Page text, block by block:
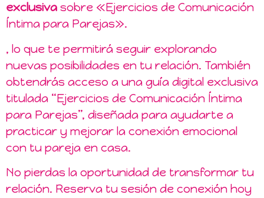
exclusiva sobre «Ejercicios de Comunicación
Íntima para Parejas».
, lo que te permitirá seguir explorando
nuevas posibilidades en tu relación. También
obtendrás acceso a una guía digital exclusiva
titulada “Ejercicios de Comunicación Íntima
para Parejas”, diseñada para ayudarte a
practicar y mejorar la conexión emocional
con tu pareja en casa.
No pierdas la oportunidad de transformar tu
relación. Reserva tu sesión de conexión hoy